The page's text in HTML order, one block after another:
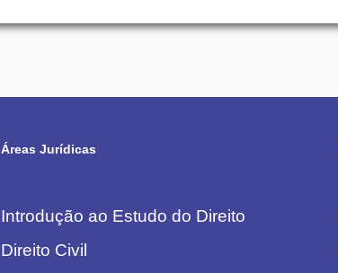
Áreas Jurídicas
Introdução ao Estudo do Direito
Direito Civil